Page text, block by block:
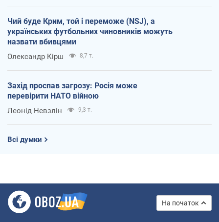
Чий буде Крим, той і переможе (NSJ), а
українських футбольних чиновників можуть
назвати вбивцями
Олександр Кірш 8,7 т.
Захід проспав загрозу: Росія може
перевірити НАТО війною
Леонід Невзлін 9,3 т.
Всі думки
На початок